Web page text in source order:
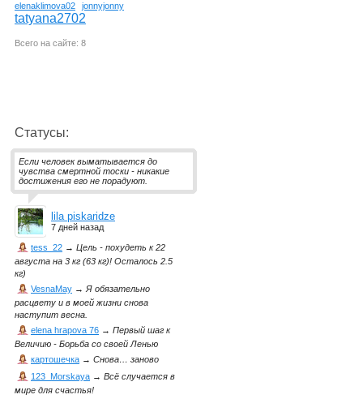
elenaklimova02 jonnyjonny
tatyana2702
Всего на сайте: 8
Статусы:
Если человек выматывается до
чувства смертной тоски - никакие
достижения его не порадуют.
lila piskaridze
7 дней назад
tess_22 → Цель - похудеть к 22
августа на 3 кг (63 кг)! Осталось 2.5
кг)
VesnaMay →Я обязательно
расцвету и в моей жизни снова
наступит весна.
elena hrapova 76 → Первый шаг к
Величию - Борьба со своей Ленью
картошечка → Снова… заново
123_Morskaya → Всё случается в
мире для счастья!